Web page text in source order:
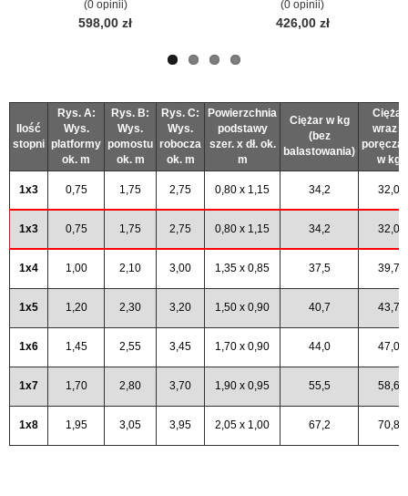
(0 opinii)
598,00 zł
(0 opinii)
426,00 zł
Ilość
stopni
Rys. A:
Wys.
platformy
ok. m
Rys. B:
Wys.
pomostu
ok. m
Rys. C:
Wys.
robocza
ok. m
Powierzchnia
podstawy
szer. x dł. ok.
m
Ciężar w kg
(bez
balastowania)
Ciężar
wraz z
w kg
1x3 0,75 1,75 2,75 0,80 x 1,15 34,2 32,0
1x3 0,75 1,75 2,75 0,80 x 1,15 34,2 32,0
1x4 1,00 2,10 3,00 1,35 x 0,85 37,5 39,7
1x5 1,20 2,30 3,20 1,50 x 0,90 40,7 43,7
1x6 1,45 2,55 3,45 1,70 x 0,90 44,0 47,0
1x7 1,70 2,80 3,70 1,90 x 0,95 55,5 58,6
1x8 1,95 3,05 3,95 2,05 x 1,00 67,2 70,8